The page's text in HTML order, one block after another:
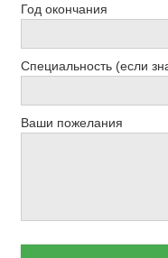
Год окончания
Специальность (если
Ваши пожелания